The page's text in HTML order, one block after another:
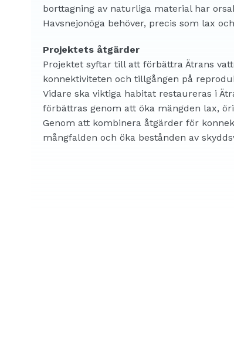
borttagning av naturliga material har
Havsnejonöga behöver, precis som lax
Projektets åtgärder
Projektet syftar till att förbättra Ätrans
konnektiviteten och tillgången på
Vidare ska viktiga habitat restaureras i
förbättras genom att öka mängden lax,
Genom att kombinera åtgärder för
mångfalden och öka bestånden av